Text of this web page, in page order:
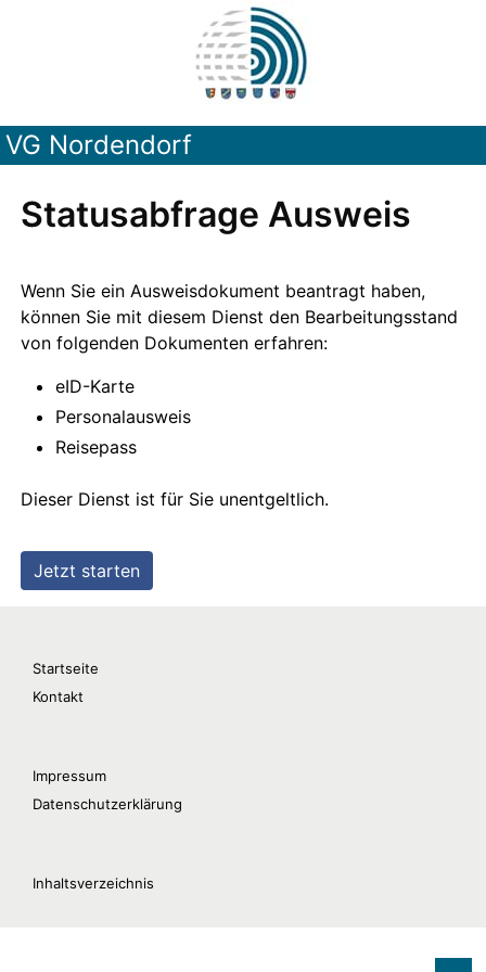
VG Nordendorf
Startseite
Kontakt
Impressum
Datenschutzerklärung
Inhaltsverzeichnis